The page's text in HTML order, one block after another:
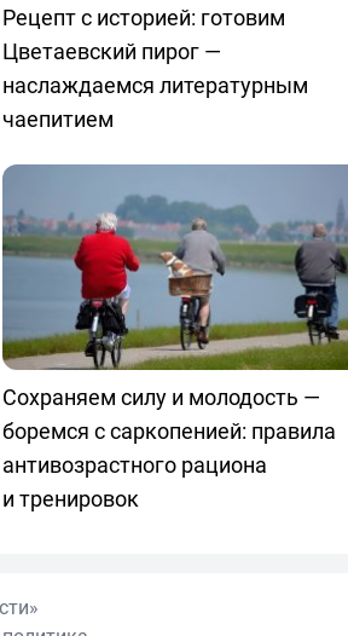
Рецепт с историей: готовим
Цветаевский пирог —
наслаждаемся литературным
чаепитием
Сохраняем силу и молодость —
боремся с саркопенией: правила
антивозрастного рациона
и тренировок